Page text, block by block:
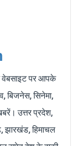
वेबसाइट पर आपके
बिजनेस, सिनेमा,
उत्तर प्रदेश,
झारखंड, हिमाचल